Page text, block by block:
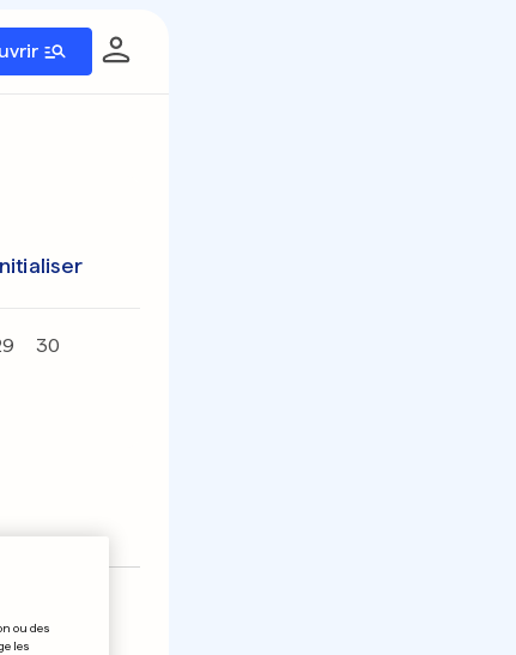
30
ou des
les